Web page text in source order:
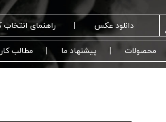
راهنمای انتخاب
دانلود عکس
مطالب پیشنهاد ما محصولات